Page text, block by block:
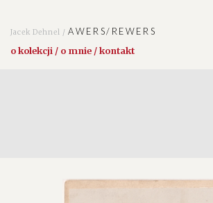
Jacek Dehnel /AWERS/REWERS
o kolekcji / o mnie / kontakt